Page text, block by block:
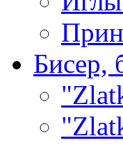
Бисер,